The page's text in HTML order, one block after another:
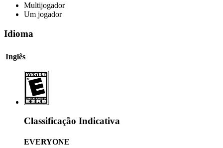
Multijogador
Um jogador
Idioma
Inglês
Classificação Indicativa
EVERYONE